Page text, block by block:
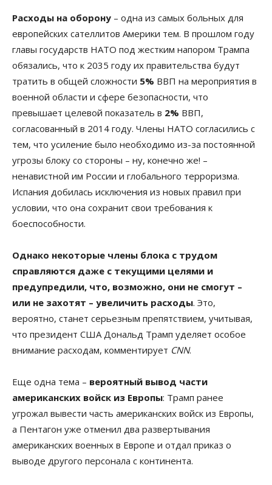
Расходы на оборону – одна из самых больных для
европейских сателлитов Америки тем. В прошлом году
главы государств НАТО под жестким напором Трампа
обязались, что к 2035 году их правительства будут
тратить в общей сложности 5% ВВП на мероприятия в
военной области и сфере безопасности, что
превышает целевой показатель в 2% ВВП,
согласованный в 2014 году. Члены НАТО согласились с
тем, что усиление было необходимо из-за постоянной
угрозы блоку со стороны – ну, конечно же! –
ненавистной им России и глобального терроризма.
Испания добилась исключения из новых правил при
условии, что она сохранит свои требования к
боеспособности.
Однако некоторые члены блока с трудом
справляются даже с текущими целями и
предупредили, что, возможно, они не смогут –
или не захотят – увеличить расходы. Это,
вероятно, станет серьезным препятствием, учитывая,
что президент США Дональд Трамп уделяет особое
внимание расходам, комментирует CNN.
Еще одна тема – вероятный вывод части
американских войск из Европы: Трамп ранее
угрожал вывести часть американских войск из Европы,
а Пентагон уже отменил два развертывания
американских военных в Европе и отдал приказ о
выводе другого персонала с континента.